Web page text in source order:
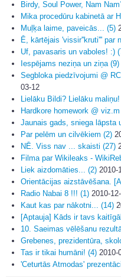
Birdy, Soul Power, Nam
Mika procedūru kabinetā ar
Muļķa laime, paveicās... (5)
Ē, kārtējais 'vissir''kruti''' par
Uf, pavasaris un vaboles! :)
Iespējams neziņa un ziņa (9)
Segbloka piedzīvojumi @
03-12
Lielāku Bildi? Lielāku
Hardkore homework @
Jaunais gads, sniega lāpsta
Par pelēm un cilvēkiem (2)
NĒ. Viss nav ... skaisti (27)
Filma par Wikileaks -
Liek aizdomāties... (2) 2010-
Orientācijas aizstāvēšana.
Radio Nabai 8 !!! (1) 2010-
Kaut kas par nākotni... (14)
[Aptauja] Kāds ir tavs
10. Saeimas vēlēšanu
Grebenes, prezidentūra,
Tas ir tikai humāni! (4) 2010-
'Ceturtās Atmodas'